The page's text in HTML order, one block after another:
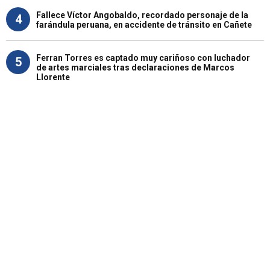
4
Fallece Víctor Angobaldo, recordado personaje de la
farándula peruana, en accidente de tránsito en Cañete
5
Ferran Torres es captado muy cariñoso con luchador
de artes marciales tras declaraciones de Marcos
Llorente